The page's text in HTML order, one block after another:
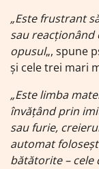
„Este frustrant
sau reacționând
opusul„, spune
și cele trei mari
„Este limba
învățând prin
sau furie,
automat
bătătorite – cele